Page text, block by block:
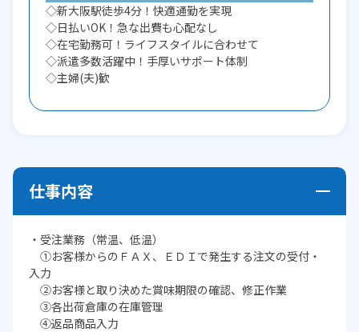
◇新大阪駅徒歩4分！快適通勤を実現
◇日払いOK！急な出費も心配なし
◇在宅勤務可！ライフスタイルに合わせて
◇派遣多数活躍中！手厚いサポート体制
◇主婦(夫)歓
仕事内容
・受注業務（常温、低温）
①お客様からのＦＡＸ、ＥＤＩで発生する注文の受付・
入力
②お客様と取り決めた賞味期限の確認、修正作業
③各出荷倉庫の在庫管理
④返品商品入力